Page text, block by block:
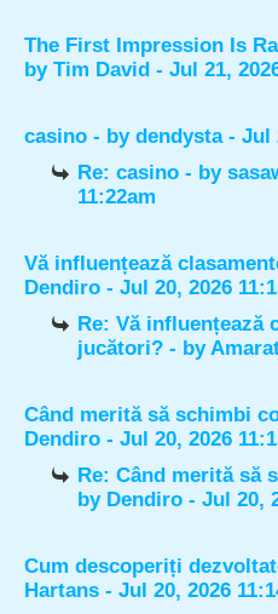
The First Impression Is
by Tim David - Jul 21,
casino - by dendysta- Jul
Re: casino - by
11:22am
Vă influențează
Dendiro - Jul 20, 2026
Re: Vă influențează
jucători? - by
Când merită să schimbi
Dendiro - Jul 20, 2026
Re: Când merită să
by Dendiro - Jul 20,
Cum descoperiți
Hartans - Jul 20, 2026